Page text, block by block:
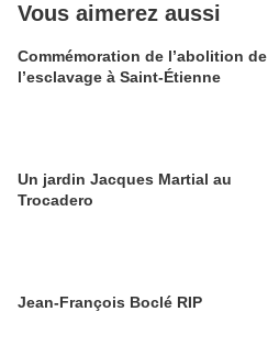
Vous aimerez aussi
Commémoration de l’abolition de
l’esclavage à Saint-Étienne
Un jardin Jacques Martial au
Trocadero
Jean-François Boclé RIP